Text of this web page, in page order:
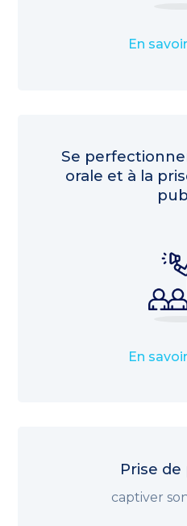
En
Se
orale et à la
En
Prise de
captiver